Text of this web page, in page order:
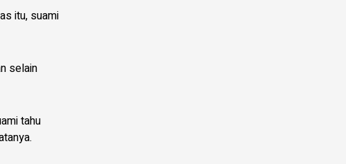
itu, suami
selain
tahu